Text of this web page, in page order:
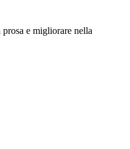
e migliorare nella